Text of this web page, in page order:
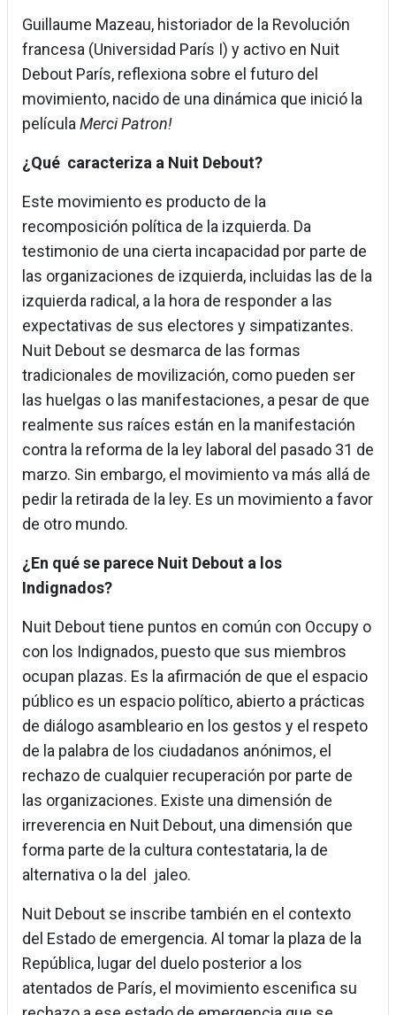
Guillaume Mazeau, historiador de la Revolución
francesa (Universidad París I) y activo en Nuit
Debout París, reflexiona sobre el futuro del
movimiento, nacido de una dinámica que inició la
película Merci Patron!
¿Qué caracteriza a Nuit Debout?
Este movimiento es producto de la
recomposición política de la izquierda. Da
testimonio de una cierta incapacidad por parte de
las organizaciones de izquierda, incluidas las de la
izquierda radical, a la hora de responder a las
expectativas de sus electores y simpatizantes.
Nuit Debout se desmarca de las formas
tradicionales de movilización, como pueden ser
las huelgas o las manifestaciones, a pesar de que
realmente sus raíces están en la manifestación
contra la reforma de la ley laboral del pasado 31 de
marzo. Sin embargo, el movimiento va más allá de
pedir la retirada de la ley. Es un movimiento a favor
de otro mundo.
¿En qué se parece Nuit Debout a los
Indignados?
Nuit Debout tiene puntos en común con Occupy o
con los Indignados, puesto que sus miembros
ocupan plazas. Es la afirmación de que el espacio
público es un espacio político, abierto a prácticas
de diálogo asambleario en los gestos y el respeto
de la palabra de los ciudadanos anónimos, el
rechazo de cualquier recuperación por parte de
las organizaciones. Existe una dimensión de
irreverencia en Nuit Debout, una dimensión que
forma parte de la cultura contestataria, la de
alternativa o la del jaleo.
Nuit Debout se inscribe también en el contexto
del Estado de emergencia. Al tomar la plaza de la
República, lugar del duelo posterior a los
atentados de París, el movimiento escenifica su